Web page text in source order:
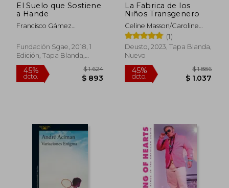
50%
dcto.
El Suelo que Sostiene
a Hande
Francisco Gámez
Fundación Sgae, 2018, 1
Edición, Tapa Blanda,
Nuevo
La Fabrica de los
Niños Transgenero
Celine Masson/Caroline
Eliacheff
(1)
Deusto, 2023, Tapa Blanda,
Nuevo